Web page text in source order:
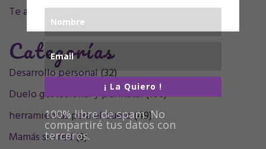
Te acompaño en el sentimiento
Categorías
Desarrollo personal(32)
Duelo gestacional y perinatal(106)
herramientas para el duelo(49)
Mamás sin red(8)
¡ La Quiero !
100% libre de spam. No
compartiré tus datos con
terceros.